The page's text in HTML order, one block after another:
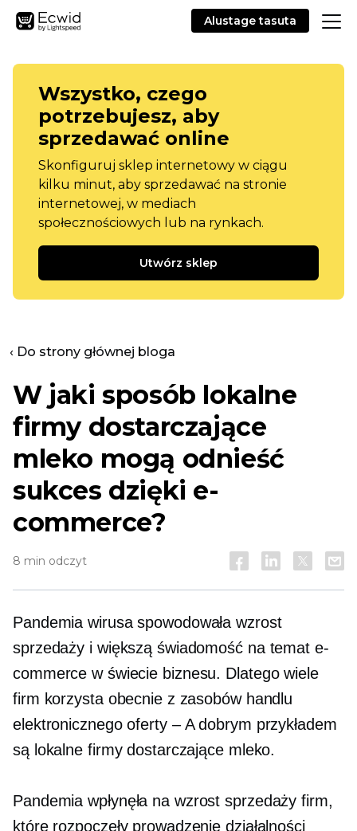
Alustage tasuta
Wszystko, czego
potrzebujesz, aby
sprzedawać online
Skonfiguruj sklep internetowy w ciągu
kilku minut, aby sprzedawać na stronie
internetowej, w mediach
społecznościowych lub na rynkach.
Utwórz sklep
‹ Do strony głównej bloga
W jaki sposób lokalne
firmy dostarczające
mleko mogą odnieść
sukces dzięki e-
commerce?
8 min odczyt
Pandemia wirusa spowodowała wzrost
sprzedaży i większą świadomość na temat e-
commerce w świecie biznesu. Dlatego wiele
firm korzysta obecnie z zasobów handlu
elektronicznegooferty – Adobrym przykładem
są lokalne firmy dostarczające mleko.
Pandemia wpłynęła na wzrost sprzedaży firm,
które rozpoczęły prowadzenie działalności